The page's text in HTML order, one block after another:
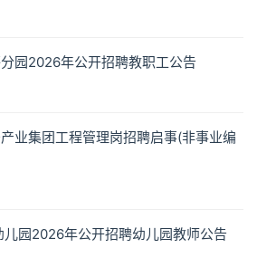
园2026年公开招聘教职工公告
业集团工程管理岗招聘启事(非事业编
园2026年公开招聘幼儿园教师公告